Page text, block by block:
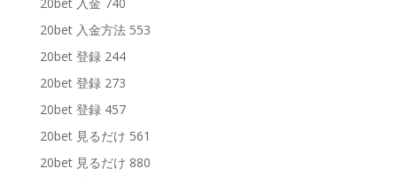
20bet 入金方法 553
20bet 登録 244
20bet 登録 273
20bet 登録 457
20bet 見るだけ 561
20bet 見るだけ 880